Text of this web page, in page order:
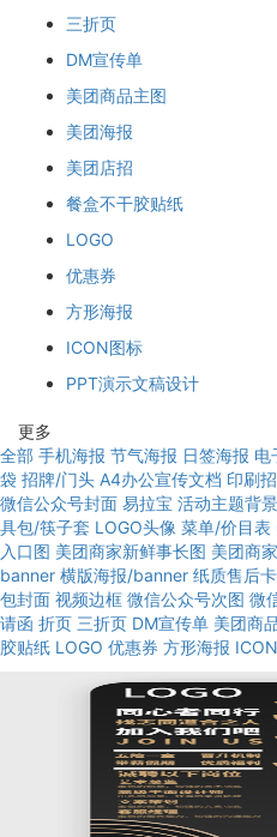
三折页
DM宣传单
美团商品主图
美团海报
美团店招
餐盒不干胶贴纸
LOGO
优惠券
方形海报
ICON图标
PPT演示文稿设计
更多
全部 手机海报 节气海报 日签海报 电
袋 招牌/门头 A4办公宣传文档 印刷
微信公众号封面 易拉宝 活动主题背
具包/筷子套 LOGO头像 菜单/价目表
入口图 美团商家新鲜事长图 美团商
banner 横版海报/banner 纸质售后卡
包封面 视频边框 微信公众号次图 微
请函 折页 三折页 DM宣传单 美团商
胶贴纸 LOGO 优惠券 方形海报